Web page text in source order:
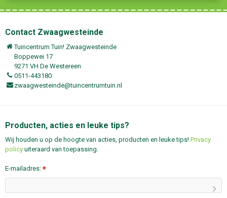
Contact Zwaagwesteinde
Tuincentrum Tuin! Zwaagwesteinde
Boppewei 17
9271 VH De Westereen
0511-443180
zwaagwesteinde@tuincentrumtuin.nl
Producten, acties en leuke tips?
Wij houden u op de hoogte van acties, producten en leuke tips! Privacy
policy uiteraard van toepassing.
E-mailadres: *